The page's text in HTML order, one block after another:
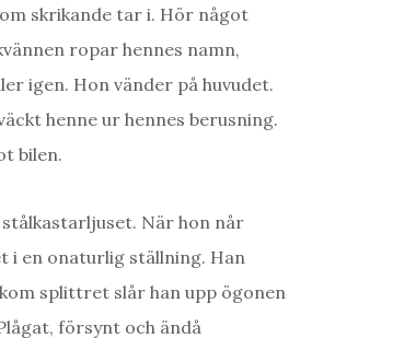
skrikande tar i. Hör något
ropar hennes namn,
igen. Hon vänder på huvudet.
henne ur hennes berusning.
bilen.
När hon når
i en onaturlig ställning. Han
splittret slår han upp ögonen
försynt och ändå